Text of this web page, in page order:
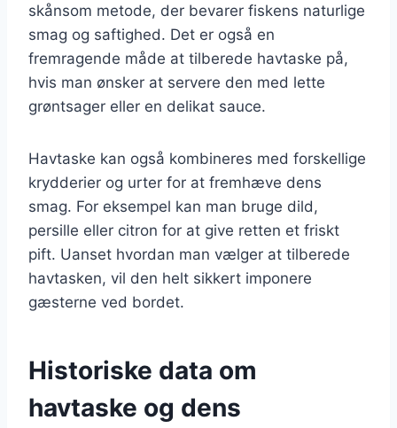
skånsom metode, der bevarer fiskens naturlige
smag og saftighed. Det er også en
fremragende måde at tilberede havtaske på,
hvis man ønsker at servere den med lette
grøntsager eller en delikat sauce.
Havtaske kan også kombineres med forskellige
krydderier og urter for at fremhæve dens
smag. For eksempel kan man bruge dild,
persille eller citron for at give retten et friskt
pift. Uanset hvordan man vælger at tilberede
havtasken, vil den helt sikkert imponere
gæsterne ved bordet.
Historiske data om
havtaske og dens